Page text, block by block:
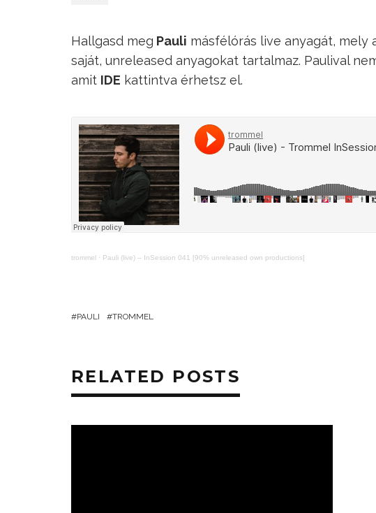
Hallgasd meg Pauli másfélórás live anyagát, mely
saját, unreleased anyagokat tartalmaz. Paulival
amit IDE kattintva érhetsz el.
trommel · Pauli (live) – InSession 041 [90% unreleased own productions]
PAULI TROMMEL
RELATED POSTS